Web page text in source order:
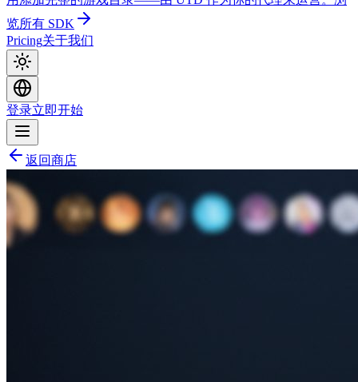
览所有 SDK
Pricing关于我们
登录立即开始
返回商店